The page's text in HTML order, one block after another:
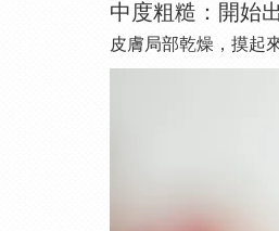
中度粗糙：開始
皮膚局部乾燥，摸起